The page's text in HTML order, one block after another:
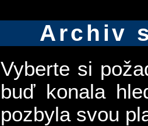
Archiv
Vyberte si
buď konala
pozbyla svou